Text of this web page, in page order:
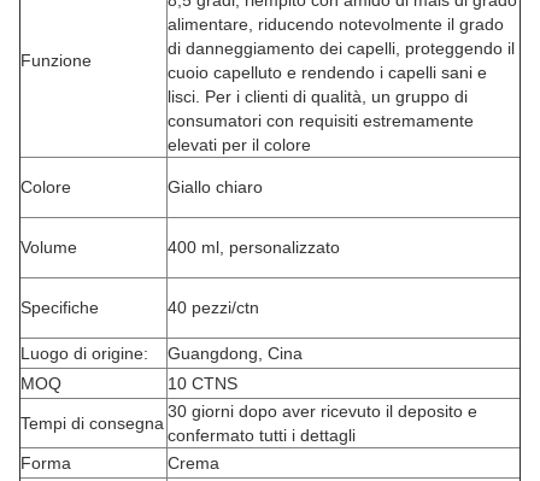
Funzione
alimentare, riducendo notevolmente il grado
di danneggiamento dei capelli, proteggendo il
cuoio capelluto e rendendo i capelli sani e
lisci. Per i clienti di qualità, un gruppo di
consumatori con requisiti estremamente
elevati per il colore
Colore Giallo chiaro
Volume 400 ml, personalizzato
Specifiche 40 pezzi/ctn
Luogo di origine:
Guangdong, Cina
MOQ
10 CTNS
Tempi di consegna
30 giorni dopo aver ricevuto il deposito e
confermato tutti i dettagli
Forma
Crema